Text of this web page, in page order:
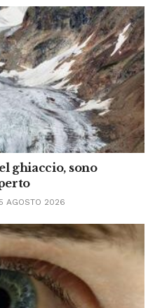
ghiaccio, sono
AGOSTO 2026